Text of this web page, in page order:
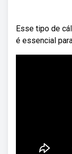
Esse tipo de
é essencial